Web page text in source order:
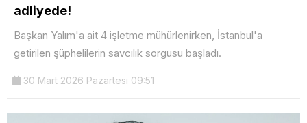
adliyede!
Başkan Yalım'a ait 4 işletme mühürlenirken, İstanbul'a
getirilen şüphelilerin savcılık sorgusu başladı.
30 Mart 2026 Pazartesi 09:51